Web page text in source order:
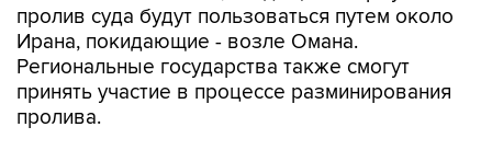
пролив суда будут пользоваться путем около
Ирана, покидающие - возле Омана.
Региональные государства также смогут
принять участие в процессе разминирования
пролива.